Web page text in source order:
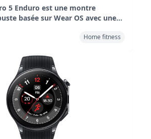
5 Enduro est une montre
basée sur Wear OS avec une
durable grâce au double écran et
de la condition physique ;
est l’absence de Google Assistant.
qui se soucient de l’autonomie
Home fitness